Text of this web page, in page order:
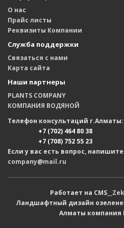
О нас
Прайс листы
Реквизиты Компании
Служба поддержки
Связаться с нами
Карта сайта
Наши партнеры
PLANTS COMPANY
КОМПАНИЯ ВОДЯНОЙ
Телефон консультаций г.Алматы:
+7 (702) 464 80 38
+7 (708) 752 55 23
Если у вас есть вопрос,
company@mail.ru
Работает на CMS__
Ландшафтный дизайн
Алматы компания